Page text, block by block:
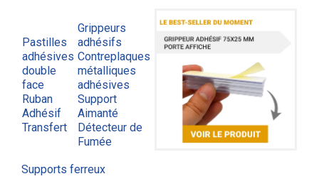
Pastilles
adhésives
double
face
Ruban
Adhésif
Transfert
Grippeurs
adhésifs
Contreplaques
métalliques
adhésives
Support
Aimanté
Détecteur de
Fumée
Supports ferreux